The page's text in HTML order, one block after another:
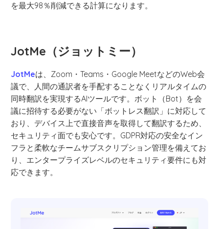
を最大98％削減できる計算になります。
JotMe（ジョットミー）
JotMeは、Zoom・Teams・Google MeetなどのWeb会
議で、人間の通訳者を手配することなくリアルタイムの
同時翻訳を実現するAIツールです。ボット（Bot）を会
議に招待する必要がない「ボットレス翻訳」に対応して
おり、デバイス上で直接音声を取得して翻訳するため、
セキュリティ面でも安心です。GDPR対応の安全なイン
フラと柔軟なチームサブスクリプション管理を備えてお
り、エンタープライズレベルのセキュリティ要件にも対
応できます。